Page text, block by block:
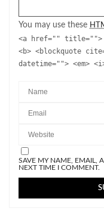
You may use these
<a href="" title="">
<b> <blockquote
datetime=""> <em>
SAVE MY NAME, EMAIL,
NEXT TIME I COMMENT.